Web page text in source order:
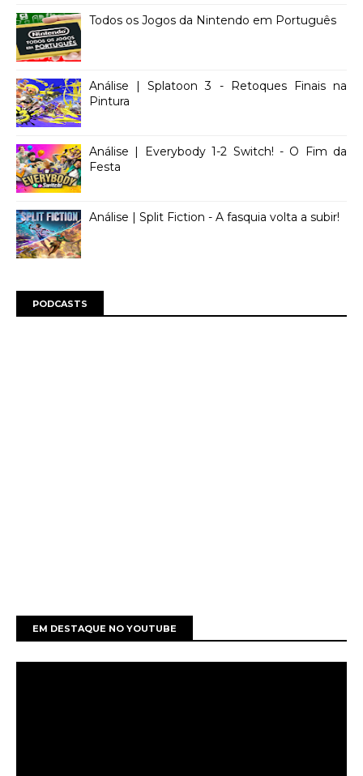
Todos os Jogos da Nintendo em Português
Análise | Splatoon 3 - Retoques Finais na
Pintura
Análise | Everybody 1-2 Switch! - O Fim da
Festa
Análise | Split Fiction - A fasquia volta a subir!
PODCASTS
EM DESTAQUE NO YOUTUBE